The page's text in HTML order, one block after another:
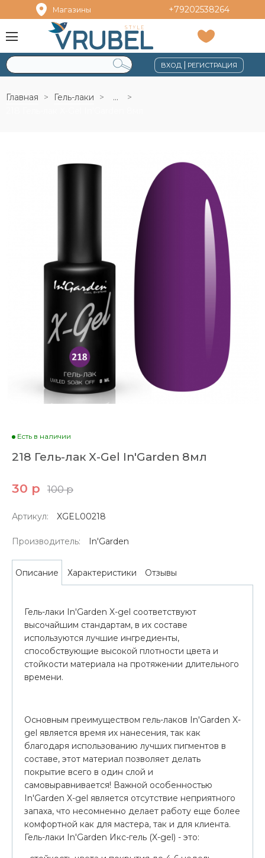
Магазины +79202538264
ВХОД |РЕГИСТРАЦИЯ
Главная Гель-лаки
...
Есть в наличии
218 Гель-лак X-Gel In'Garden 8мл
30 р 100 р
Артикул: XGEL00218
Производитель: In'Garden
Описание Характеристики Отзывы
Гель-лаки In'Garden X-gel соответствуют
высочайшим стандартам, в их составе
используются лучшие ингредиенты,
способствующие высокой плотности цвета и
стойкости материала на протяжении длительного
времени.
Основным преимуществом гель-лаков In'Garden X-
gel является время их нанесения, так как
благодаря использованию лучших пигментов в
составе, этот материал позволяет делать
покрытие всего в один слой и
самовыравнивается! Важной особенностью
In'Garden X-gel является отсутствие неприятного
запаха, что несомненно делает работу еще более
комфортной как для мастера, так и для клиента.
Гель-лаки In'Garden Икс-гель (X-gel) - это: